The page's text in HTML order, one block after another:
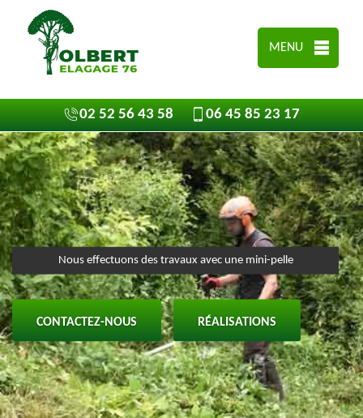
MENU
02 52 56 43 58 06 45 85 23 17
Nous effectuons des travaux avec une mini-pelle
CONTACTEZ-NOUS RÉALISATIONS